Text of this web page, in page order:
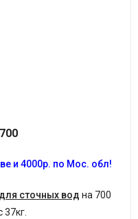
и 4000р. по Мос. обл!
для сточных вод на 700